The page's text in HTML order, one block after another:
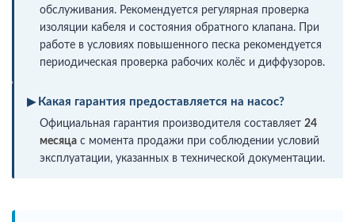
обслуживания. Рекомендуется регулярная проверка
изоляции кабеля и состояния обратного клапана. При
работе в условиях повышенного песка рекомендуется
периодическая проверка рабочих колёс и диффузоров.
Какая гарантия предоставляется на насос?
Официальная гарантия производителя составляет 24
месяца с момента продажи при соблюдении условий
эксплуатации, указанных в технической документации.